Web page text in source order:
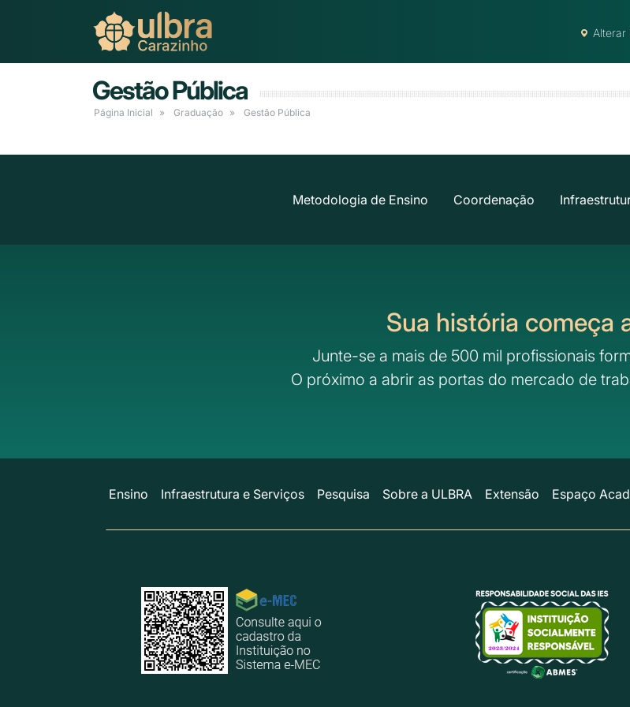
Alterar
Gestão Pública
Página Inicial Graduação Gestão Pública
Metodologia de Ensino Coordenação
Sua história começa
Junte-se a mais de 500 mil profissionais
O próximo a abrir as portas do mercado de
Ensino Infraestrutura e Serviços Pesquisa Sobre a ULBRA Extensão Espaço